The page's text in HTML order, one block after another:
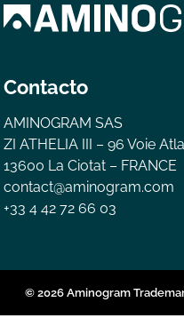
Contacto
AMINOGRAM SAS
ZI ATHELIA III – 96 Voie
13600 La Ciotat – FRANCE
contact@aminogram.com
+33 4 42 72 66 03
© 2026 Aminogram